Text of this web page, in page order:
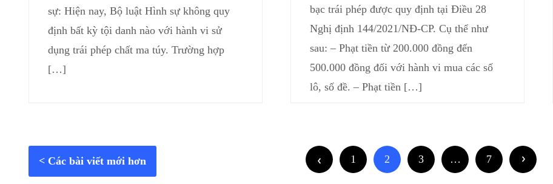
sự: Hiện nay, Bộ luật Hình sự không quy
định bất kỳ tội danh nào với hành vi sử
dụng trái phép chất ma túy. Trường hợp
[…]
bạc trái phép được quy định tại Điều 28
Nghị định 144/2021/NĐ-CP. Cụ thể như
sau: – Phạt tiền từ 200.000 đồng đến
500.000 đồng đối với hành vi mua các số
lô, số đề. – Phạt tiền […]
Các bài viết mới hơn 1 2 3 … 7